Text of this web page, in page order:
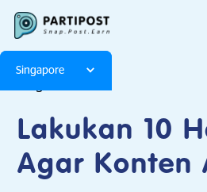
Singapore
Lakukan 10
Agar Konten